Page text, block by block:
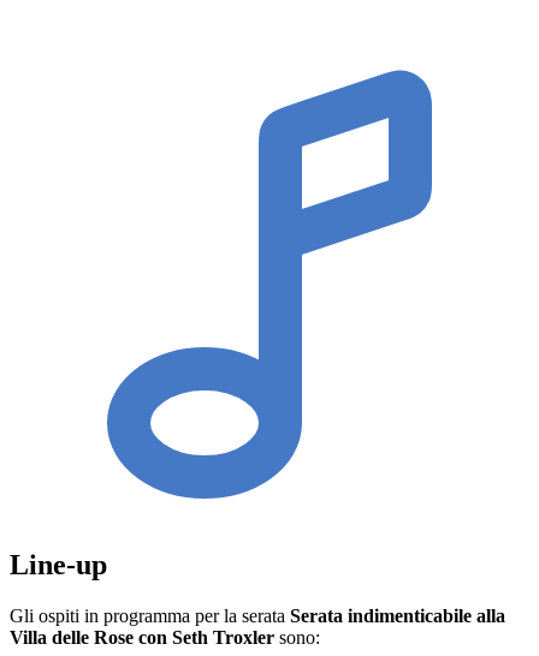
Line-up
Gli ospiti in programma per la serata Serata indimenticabile alla
Villa delle Rose con Seth Troxler sono: